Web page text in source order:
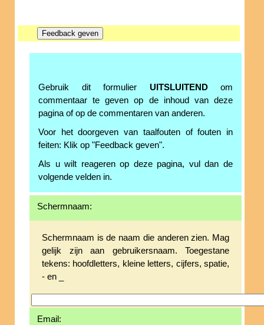
Gebruik dit formulier UITSLUITENDom
commentaar te geven op de inhoud van deze
pagina of op de commentaren van anderen.
Voor het doorgeven van taalfouten of fouten in
feiten: Klik op "Feedback geven".
Als u wilt reageren op deze pagina, vul dan de
volgende velden in.
Schermnaam:
Schermnaam is de naam die anderen zien. Mag
gelijk zijn aan gebruikersnaam. Toegestane
tekens: hoofdletters, kleine letters, cijfers, spatie,
- en _
Email: